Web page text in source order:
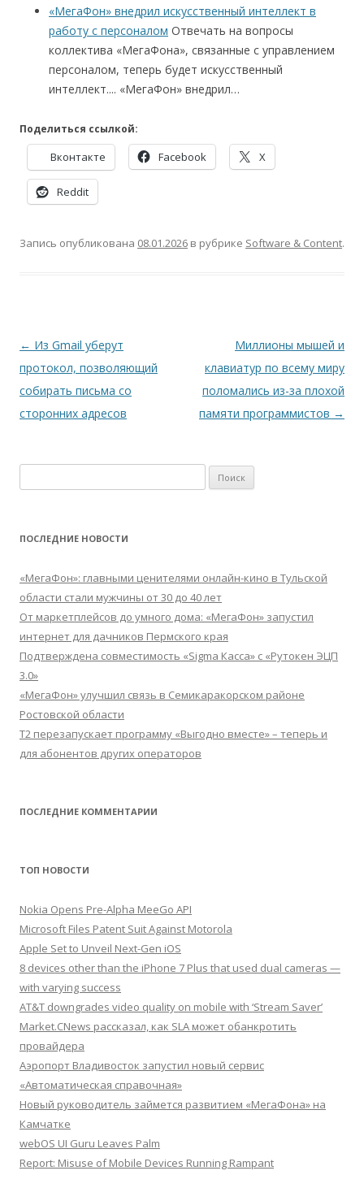
«МегаФон» внедрил искусственный интеллект в
работу с персоналом Отвечать на вопросы
коллектива «МегаФона», связанные с управлением
персоналом, теперь будет искусственный
интеллект.... «МегаФон» внедрил…
Поделиться ссылкой:
Вконтакте Facebook X
Reddit
Запись опубликована 08.01.2026 в рубрике Software & Content.
Навигация
по
записям
← Из Gmail уберут
протокол, позволяющий
собирать письма со
сторонних адресов
Миллионы мышей и
клавиатур по всему миру
поломались из-за плохой
памяти программистов →
ПОСЛЕДНИЕ НОВОСТИ
«МегаФон»: главными ценителями онлайн-кино в Тульской
области стали мужчины от 30 до 40 лет
От маркетплейсов до умного дома: «МегаФон» запустил
интернет для дачников Пермского края
Подтверждена совместимость «Sigma Касса» с «Рутокен ЭЦП
3.0»
«МегаФон» улучшил связь в Семикаракорском районе
Ростовской области
Т2 перезапускает программу «Выгодно вместе» – теперь и
для абонентов других операторов
ПОСЛЕДНИЕ КОММЕНТАРИИ
ТОП НОВОСТИ
Nokia Opens Pre-Alpha MeeGo API
Microsoft Files Patent Suit Against Motorola
Apple Set to Unveil Next-Gen iOS
8 devices other than the iPhone 7 Plus that used dual cameras —
with varying success
AT&T downgrades video quality on mobile with ‘Stream Saver’
Market.CNews рассказал, как SLA может обанкротить
провайдера
Аэропорт Владивосток запустил новый сервис
«Автоматическая справочная»
Новый руководитель займется развитием «МегаФона» на
Камчатке
webOS UI Guru Leaves Palm
Report: Misuse of Mobile Devices Running Rampant